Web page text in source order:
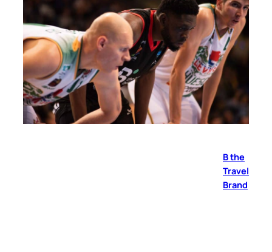
B the
Travel
Brand